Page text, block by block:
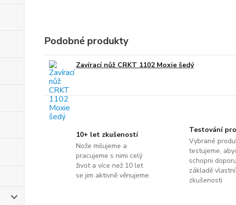
Podobné produkty
Zavírací nůž CRKT 1102 Moxie šedý
10+ let zkušeností
Nože milujeme a
pracujeme s nimi celý
život a více než 10 let
se jim aktivně věnujeme.
Testování
Vybrané
testujeme,
schopni
základě vlastní
zkušenosti